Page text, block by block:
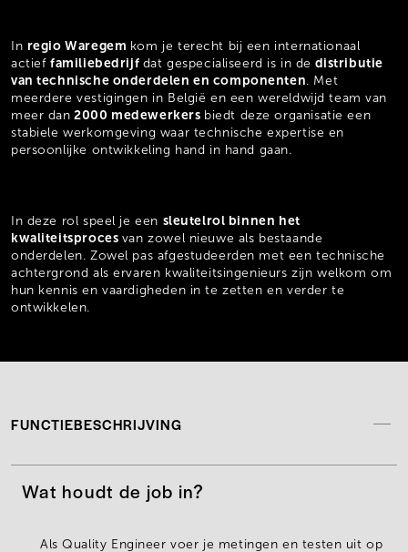
In regio Waregem kom je terecht bij een internationaal
actieffamiliebedrijf dat gespecialiseerd is in de distributie
van technische onderdelen en componenten . Met
meerdere vestigingen in België en een wereldwijd team van
meer dan 2000 medewerkers biedt deze organisatie een
stabiele werkomgeving waar technische expertise en
persoonlijke ontwikkeling hand in hand gaan.
In deze rol speel je een sleutelrol binnen het
kwaliteitsproces van zowel nieuwe als bestaande
onderdelen. Zowel pas afgestudeerden met een technische
achtergrond als ervaren kwaliteitsingenieurs zijn welkom om
hun kennis en vaardigheden in te zetten en verder te
ontwikkelen.
FUNCTIEBESCHRIJVING
Wat houdt de job in?
AlsQuality Engineer voer je metingen en testen uit op